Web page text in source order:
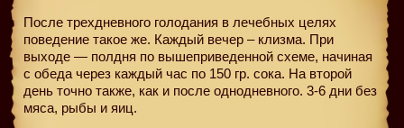
После трехдневного голодания в лечебных целях
поведение такое же. Каждый вечер – клизма. При
выходе — полдня по вышеприведенной схеме, начиная
с обеда через каждый час по 150 гр. сока. На второй
день точно также, как и после однодневного. 3-6 дни без
мяса, рыбы и яиц.